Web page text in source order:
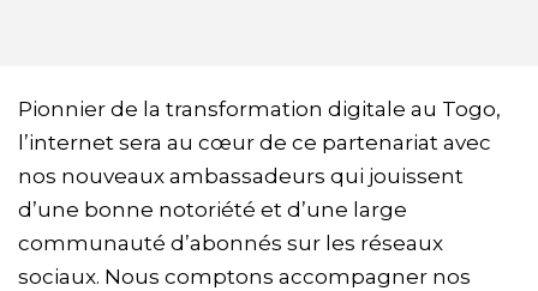
Pionnier de la transformation digitale au Togo,
l’internet sera au cœur de ce partenariat avec
nos nouveaux ambassadeurs qui jouissent
d’une bonne notoriété et d’une large
communauté d’abonnés sur les réseaux
sociaux. Nous comptons accompagner nos